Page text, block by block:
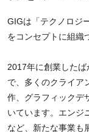
GIGは「テクノロジ
をコンセプトに組織
2017年に創業した
で、多くのクライア
作、グラフィックデ
いています。エンジ
など、新たな事業も